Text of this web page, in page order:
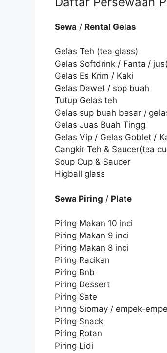
Sewa / Rental Gelas
Gelas Teh (tea glass)
Gelas Softdrink / Fanta /
Gelas Es Krim / Kaki
Gelas Dawet / sop buah
Tutup Gelas teh
Gelas sup buah besar /
Gelas Juas Buah Tinggi
Gelas Vip / Gelas Goblet /
Cangkir Teh & Saucer(tea
Soup Cup & Saucer
Higball glass
Sewa Piring / Plate
Piring Makan 10 inci
Piring Makan 9 inci
Piring Makan 8 inci
Piring Racikan
Piring Bnb
Piring Dessert
Piring Sate
Piring Siomay / empek-
Piring Snack
Piring Rotan
Piring Lidi